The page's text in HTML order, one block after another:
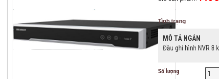
Tình trạng
MÔ TẢ NGẮN
Đầu ghi hình NVR 8
Số lượng